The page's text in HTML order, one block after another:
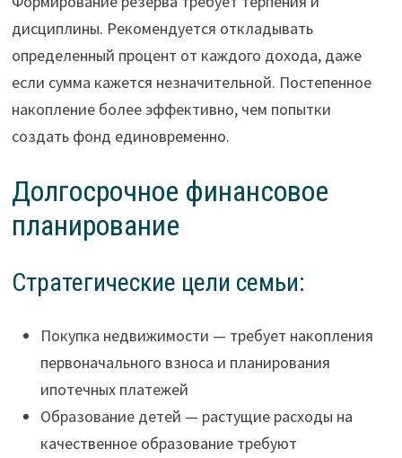
дисциплины. Рекомендуется откладывать
определенный процент от каждого дохода, даже
если сумма кажется незначительной. Постепенное
накопление более эффективно, чем попытки
создать фонд единовременно.
Долгосрочное финансовое
планирование
Стратегические цели семьи:
Покупка недвижимости — требует накопления
первоначального взноса и планирования
ипотечных платежей
Образование детей — растущие расходы на
качественное образование требуют